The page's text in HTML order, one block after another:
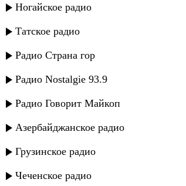
Ногайское радио
Татское радио
Радио Страна гор
Радио Nostalgie 93.9
Радио Говорит Майкоп
Азербайджанское радио
Грузинское радио
Чеченское радио